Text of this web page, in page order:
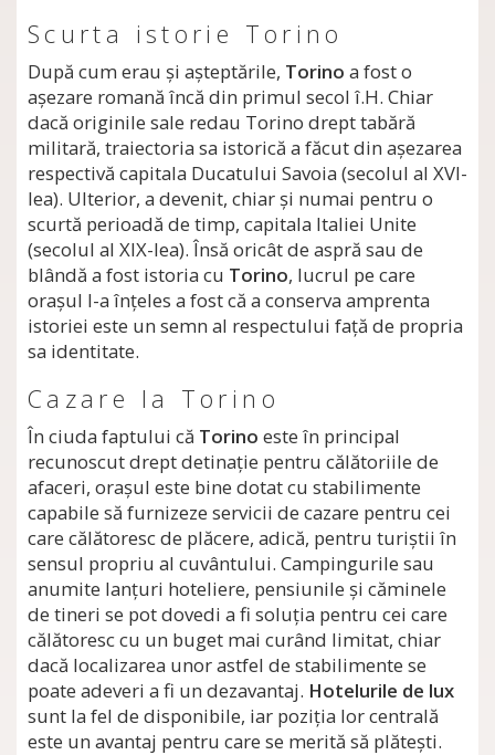
Scurta istorie Torino
După cum erau şi aşteptările, Torino a fost o
aşezare romană încă din primul secol î.H. Chiar
dacă originile sale redau Torino drept tabără
militară, traiectoria sa istorică a făcut din aşezarea
respectivă capitala Ducatului Savoia (secolul al XVI-
lea). Ulterior, a devenit, chiar şi numai pentru o
scurtă perioadă de timp, capitala Italiei Unite
(secolul al XIX-lea). Însă oricât de aspră sau de
blândă a fost istoria cu Torino, lucrul pe care
oraşul l-a înţeles a fost că a conserva amprenta
istoriei este un semn al respectului faţă de propria
sa identitate.
Cazare la Torino
În ciuda faptului că Torino este în principal
recunoscut drept detinaţie pentru călătoriile de
afaceri, oraşul este bine dotat cu stabilimente
capabile să furnizeze servicii de cazare pentru cei
care călătoresc de plăcere, adică, pentru turiştii în
sensul propriu al cuvântului. Campingurile sau
anumite lanţuri hoteliere, pensiunile şi căminele
de tineri se pot dovedi a fi soluţia pentru cei care
călătoresc cu un buget mai curând limitat, chiar
dacă localizarea unor astfel de stabilimente se
poate adeveri a fi un dezavantaj. Hotelurile de lux
sunt la fel de disponibile, iar poziţia lor centrală
este un avantaj pentru care se merită să plăteşti.